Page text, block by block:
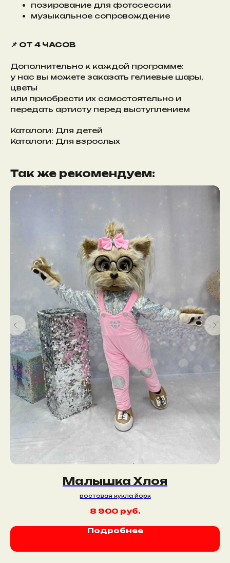
позирование для фотосессии
музыкальное сопровождение
📌 ОТ 4 ЧАСОВ
Дополнительно к каждой программе:
у нас вы можете заказать гелиевые шары,
цветы
или приобрести их самостоятельно и
передать артисту перед выступлением
Каталоги: Для детей
Каталоги: Для взрослых
Так же рекомендуем:
Малышка Хлоя
ростовая кукла йорк
8 900 руб.
Подробнее